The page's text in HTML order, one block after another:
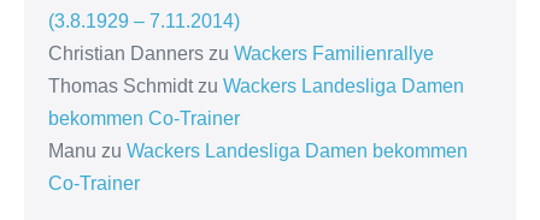
(3.8.1929 – 7.11.2014)
Christian Danners zu Wackers Familienrallye
Thomas Schmidtzu Wackers Landesliga Damen
bekommen Co-Trainer
Manu zu Wackers Landesliga Damen bekommen
Co-Trainer